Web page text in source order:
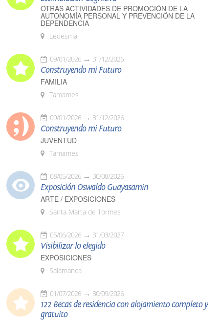
OTRAS ACTIVIDADES DE PROMOCIÓN DE LA
AUTONOMÍA PERSONAL Y PREVENCIÓN DE LA
DEPENDENCIA
Ledesma
09/01/2026 31/12/2026
Construyendo mi Futuro
FAMILIA
Tamames
09/01/2026 31/12/2026
Construyendo mi Futuro
JUVENTUD
Tamames
08/05/2026 30/08/2026
Exposición Oswaldo Guayasamín
ARTE / EXPOSICIONES
Santa Marta de Tormes
05/06/2026 31/03/2027
Visibilizar lo elegido
EXPOSICIONES
Salamanca
01/07/2026 30/09/2026
122 Becas de residencia con alojamiento completo y
gratuito